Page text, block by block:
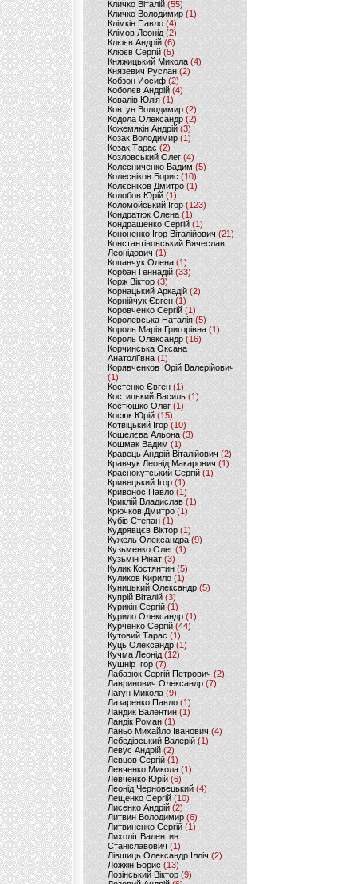
Кличко Віталій(55)
Кличко Володимир (1)
Клімкін Павло (4)
Клімов Леонід(2)
Клюєв Андрій(6)
Клюєв Сергій (5)
Княжицький Микола(4)
Князевич Руслан (2)
Кобзон Иосиф(2)
Коболєв Андрій (4)
Ковалів Юлія(1)
Ковтун Володимир (2)
Кодола Олександр (2)
Кожемякін Андрій (3)
Козак Володимир (1)
Козак Тарас (2)
Козловський Олег(4)
Колесниченко Вадим (5)
Колесніков Борис (10)
Колєсніков Дмитро (1)
Колобов Юрій (1)
Коломойський Ігор (123)
Кондратюк Олена(1)
Кондрашенко Сергій (1)
Кононенко Ігор Віталійович (21)
Константіновський Вячеслав
Леонідович (1)
Копанчук Олена (1)
Корбан Геннадій (33)
Корж Віктор (3)
Корнацький Аркадій (2)
Корнійчук Євген (1)
Коровченко Сергій (1)
Королевська Наталія(5)
Король Марія Григорівна (1)
Король Олександр (16)
Корчинська Оксана
Анатоліївна (1)
Корявченков Юрій Валерійович
(1)
Костенко Євген (1)
Костицький Василь (1)
Костюшко Олег (1)
Косюк Юрій (15)
Котвіцький Ігор (10)
Кошелєва Альона(3)
Кошмак Вадим (1)
Кравець Андрій Віталійович (2)
Кравчук Леонід Макарович (1)
Краснокутський Сергій (1)
Кривецький Ігор (1)
Кривонос Павло (1)
Криклій Владислав (1)
Крючков Дмитро(1)
Кубів Степан(1)
Кудрявцєв Віктор (1)
Кужель Олександра (9)
Кузьменко Олег (1)
Кузьмін Рінат(3)
Кулик Костянтин(5)
Куликов Кирило (1)
Куницький Олександр (5)
Купрій Віталій (3)
Курикін Сергій(1)
Курило Олександр (1)
Курченко Сергій (44)
Кутовий Тарас (1)
Куць Олександр (1)
Кучма Леонід (12)
Кушнір Ігор(7)
Лабазюк Сергій Петрович (2)
Лавринович Олександр(7)
Лагун Микола(9)
Лазаренко Павло (1)
Ландик Валентин (1)
Ландік Роман (1)
Ланьо Михайло Іванович(4)
Лебедівський Валерій(1)
Левус Андрій(2)
Левцов Сергій (1)
Левченко Микола (1)
Левченко Юрій (6)
Леонід Черновецький (4)
Лещенко Сергій (10)
Лисенко Андрій (2)
Литвин Володимир (6)
Литвиненко Сергій (1)
Лихоліт Валентин
Станіславович (1)
Лівшиць Олександр Ілліч (2)
Ложкін Борис(13)
Лозінський Віктор(9)